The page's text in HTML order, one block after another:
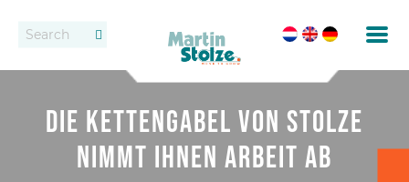
Die Kettengabel von Stolze
nimmt Ihnen Arbeit ab
Förderbänder
Rollenbahnen
Kontakt
Händlern